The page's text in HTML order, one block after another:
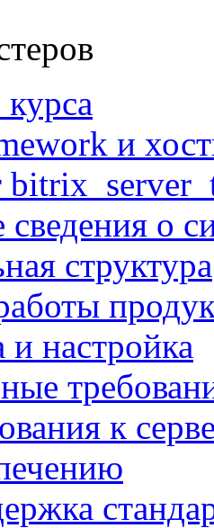
и
о
структура
и настройка
к